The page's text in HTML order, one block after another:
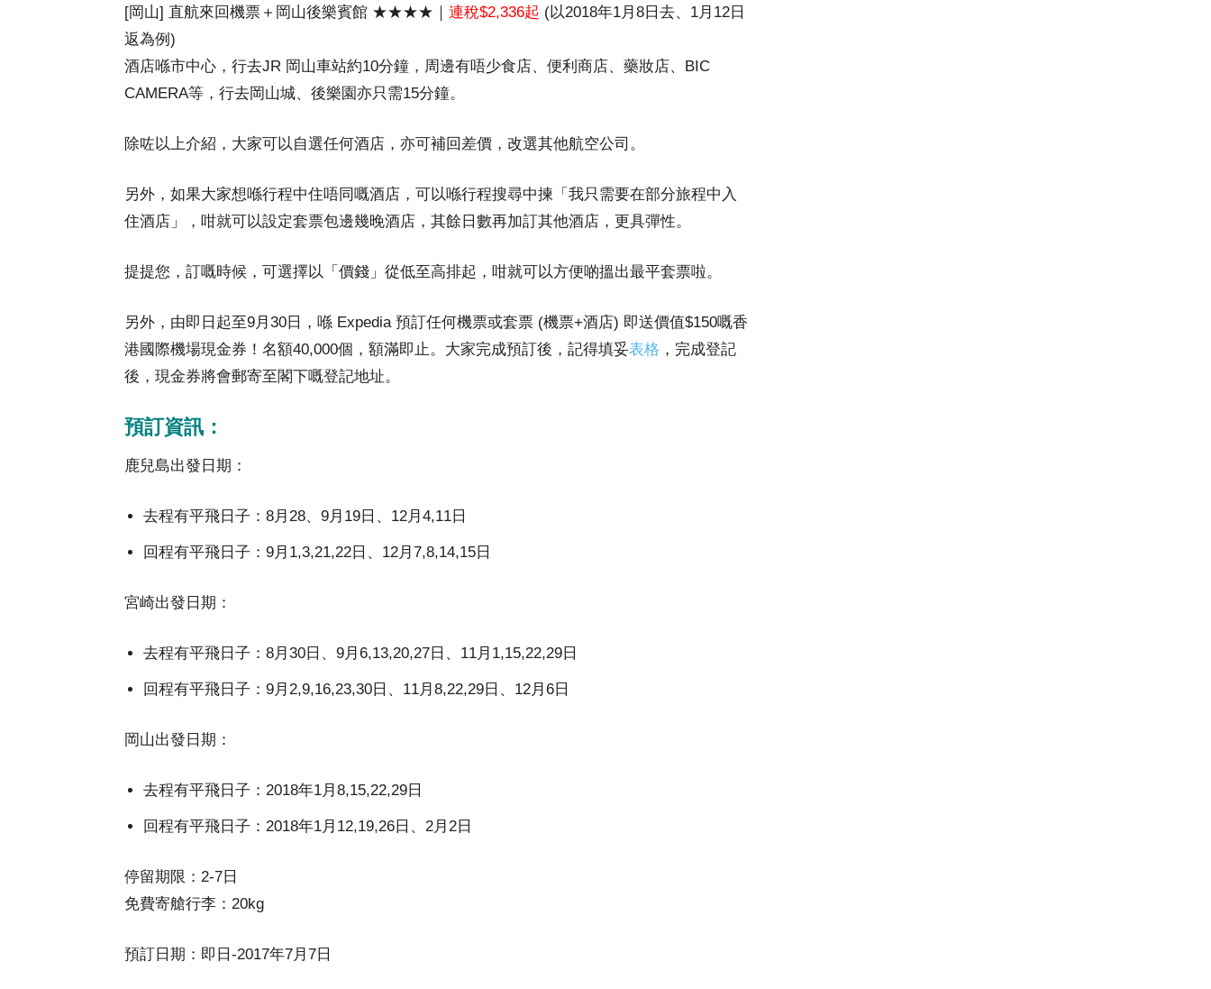
[岡山] 直航來回機票＋岡山後樂賓館 ★★★★｜ 連稅$2,336起 (以2018年1月8日去、1月12日
返為例)
酒店喺市中心，行去JR 岡山車站約10分鐘，周邊有唔少食店、便利商店、藥妝店、BIC
CAMERA等，行去岡山城、後樂園亦只需15分鐘。
除咗以上介紹，大家可以自選任何酒店，亦可補回差價，改選其他航空公司。
另外，如果大家想喺行程中住唔同嘅酒店，可以喺行程搜尋中揀「我只需要在部分旅程中入
住酒店」，咁就可以設定套票包邊幾晚酒店，其餘日數再加訂其他酒店，更具彈性。
提提您，訂嘅時候，可選擇以「價錢」從低至高排起，咁就可以方便啲搵出最平套票啦。
另外，由即日起至9月30日，喺 Expedia 預訂任何機票或套票 (機票+酒店) 即送價值$150嘅香
港國際機場現金券！名額40,000個，額滿即止。大家完成預訂後，記得填妥表格 ，完成登記
後，現金券將會郵寄至閣下嘅登記地址。
預訂資訊：
鹿兒島出發日期：
去程有平飛日子：8月28、9月19日、12月4,11日
回程有平飛日子：9月1,3,21,22日、12月7,8,14,15日
宮崎出發日期：
去程有平飛日子：8月30日、9月6,13,20,27日、11月1,15,22,29日
回程有平飛日子：9月2,9,16,23,30日、11月8,22,29日、12月6日
岡山出發日期：
去程有平飛日子：2018年1月8,15,22,29日
回程有平飛日子：2018年1月12,19,26日、2月2日
停留期限：2-7日
免費寄艙行李：20kg
預訂日期：即日-2017年7月7日